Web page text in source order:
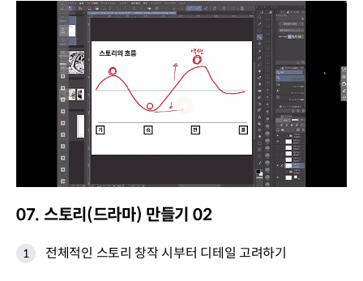
07. 스토리(드라마) 만들기 02
전체적인 스토리 창작 시부터 디테일 고려하기